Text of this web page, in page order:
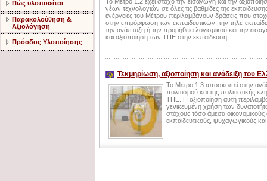
Πώς υλοποιείται
Παρακολούθηση &
Αξιολόγηση
Πρόοδος Υλοποίησης
νέων τεχνολογιών σε όλες τις βαθμίδες της
ενέργειες του Μέτρου περιλαμβάνουν δράσεις που
στην επιμόρφωση των εκπαιδευτικών, την τηλε-
την ανάπτυξη ή την προμήθεια λογισμικού και την
και αξιοποίηση των ΤΠΕ στην εκπαίδευση.
Τεκμηρίωση, αξιοποίηση και ανάδειξη του
Το Μέτρο 1.3 αποσκοπεί στην
πολιτισμού και της πολιτιστικής
ΤΠΕ. Η αξιοποίηση αυτή
γενικευμένη χρήση των
στόχους τόσο άμεσα οικονομικούς
εκπαιδευτικούς, ψυχαγωγικούς